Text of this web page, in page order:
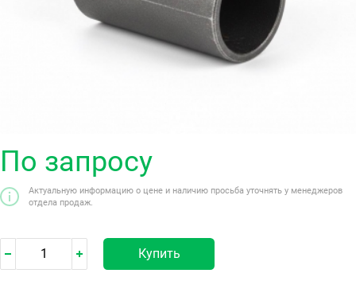
По запросу
Актуальную информацию о цене и наличию просьба уточнять у менеджеров
отдела продаж.
Купить